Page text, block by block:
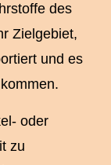
des
Zielgebiet,
und es
oder
zu